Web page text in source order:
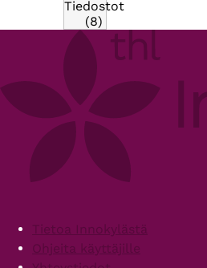
Tiedostot
(8)
FooterTietoa Innokylästä
Ohjeita käyttäjille